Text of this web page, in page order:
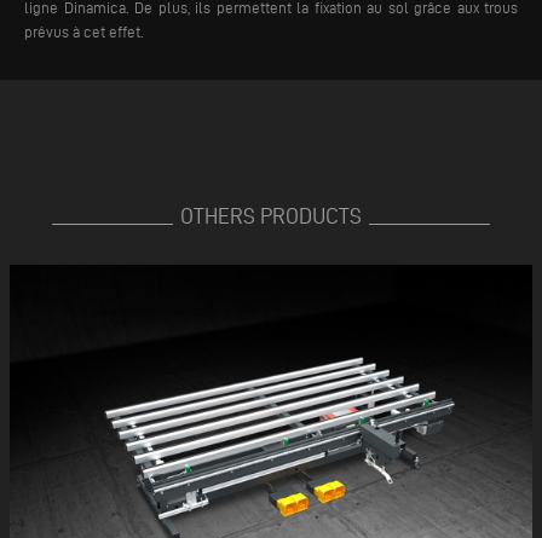
ligne Dinamica. De plus, ils permettent la fixation au sol grâce aux trous
prévus à cet effet.
OTHERS PRODUCTS